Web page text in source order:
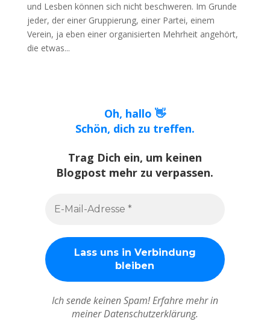
und Lesben können sich nicht beschweren. Im Grunde
jeder, der einer Gruppierung, einer Partei, einem
Verein, ja eben einer organisierten Mehrheit angehört,
die etwas...
Oh, hallo 👋
Schön, dich zu treffen.
Trag Dich ein, um keinen
Blogpost mehr zu verpassen.
Ich sende keinen Spam! Erfahre mehr in
meiner Datenschutzerklärung.